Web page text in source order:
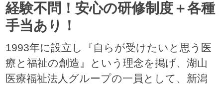
経験不問！安心の研修制度＋各種
手当あり！
1993年に設立し『自らが受けたいと思う医
療と福祉の創造』という理念を掲げ、湖山
医療福祉法人グループの一員として、新潟